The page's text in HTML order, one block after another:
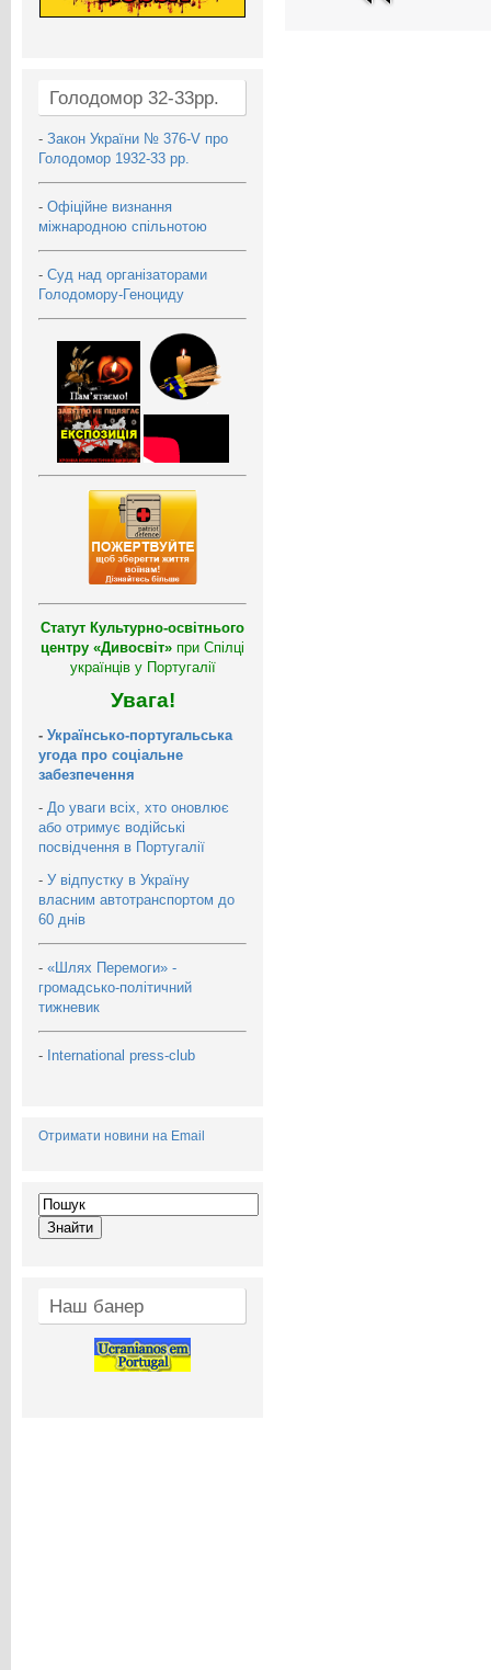
Голодомор 32-33рр.
- Закон України № 376-V про
Голодомор 1932-33 рр.
- Офіційне визнання
міжнародною спільнотою
- Суд над організаторами
Голодомору-Геноциду
Статут Культурно-освітнього
центру «Дивосвіт» при Спілці
українців у Португалії
Увага!
- Українсько-португальська
угода про соціальне
забезпечення
- До уваги всіх, хто оновлює
або отримує водійські
посвідчення в Португалії
- У відпустку в Україну
власним автотранспортом до
60 днів
- «Шлях Перемоги» -
громадсько-політичний
тижневик
- International press-club
Отримати новини на Email
Наш банер